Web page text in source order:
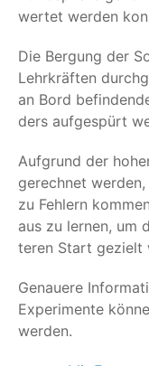
wer­tet wer­den
Die Ber­gung der
Lehr­kräf­ten
an Bord
ders auf­ge­spürt
Auf­grund der
gerech­net
zu Feh­lern
aus zu ler­nen, um
te­ren Start gezielt
Genaue­re
Expe­ri­men­te
werden.